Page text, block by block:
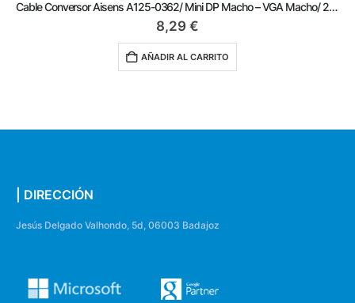
Cable Conversor Aisens A125-0362/ Mini DP Macho – VGA Macho/ 2m/ Negro
8,29 €
AÑADIR AL CARRITO
| DIRECCIÓN
Jesús Delgado Valhondo, 5d, 06003 Badajoz